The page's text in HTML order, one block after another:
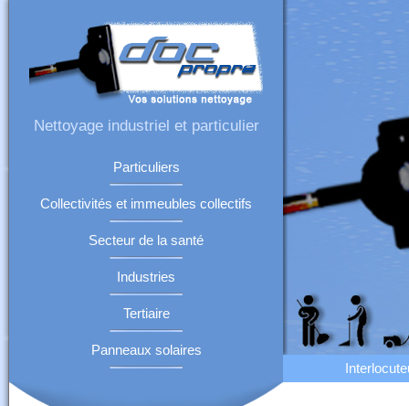
Nettoyage industriel et particulier
Particuliers
Collectivités et immeubles collectifs
Secteur de la santé
Industries
Tertiaire
Panneaux solaires